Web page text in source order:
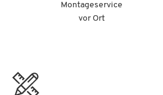
Montageservice
vor Ort